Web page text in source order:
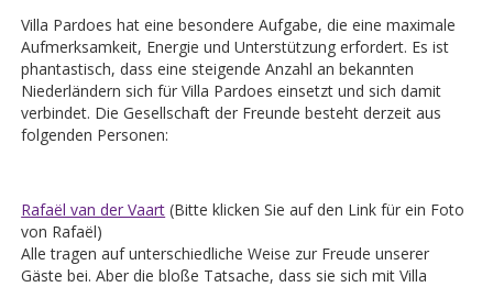
Villa Pardoes hat eine besondere Aufgabe, die eine maximale
Aufmerksamkeit, Energie und Unterstützung erfordert. Es ist
phantastisch, dass eine steigende Anzahl an bekannten
Niederländern sich für Villa Pardoes einsetzt und sich damit
verbindet. Die Gesellschaft der Freunde besteht derzeit aus
folgenden Personen:
Rafaël van der Vaart (Bitte klicken Sie auf den Link für ein Foto
von Rafaël)
Alle tragen auf unterschiedliche Weise zur Freude unserer
Gäste bei. Aber die bloße Tatsache, dass sie sich mit Villa